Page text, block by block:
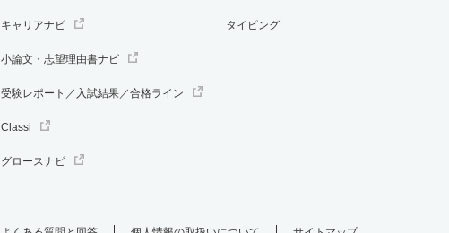
キャリアナビ
小論文・志望理由書ナビ
受験レポート／入試結果／合格ライン
Classi
グロースナビ
タイピング